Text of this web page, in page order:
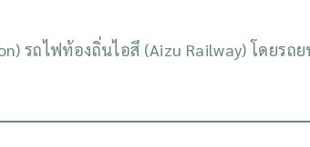
รถไฟท้องถิ่นไอสึ (Aizu Railway) โดยรถ